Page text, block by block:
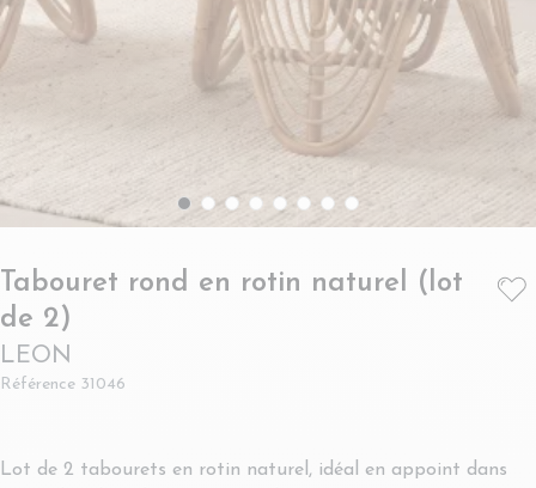
Tabouret rond en rotin naturel (lot
de 2)
LEON
Référence 31046
Lot de 2 tabourets en rotin naturel, idéal en appoint dans